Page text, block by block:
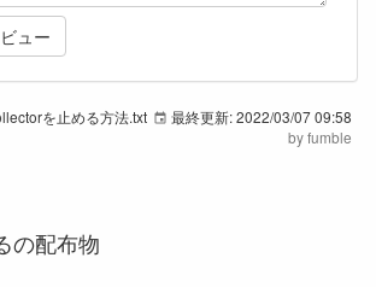
を止める方法.txt 最終更新:2022/03/07 09:58
byfumble
の配布物